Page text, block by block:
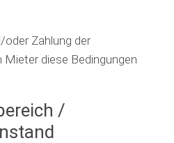
oder Zahlung der
Mieter diese Bedingungen
/